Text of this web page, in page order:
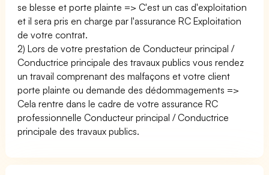
se blesse et porte plainte => C'est un cas d'exploitation
et il sera pris en charge par l'assurance RC Exploitation
de votre contrat.
2) Lors de votre prestation de Conducteur principal /
Conductrice principale des travaux publics vous rendez
un travail comprenant des malfaçons et votre client
porte plainte ou demande des dédommagements =>
Cela rentre dans le cadre de votre assurance RC
professionnelle Conducteur principal / Conductrice
principale des travaux publics.